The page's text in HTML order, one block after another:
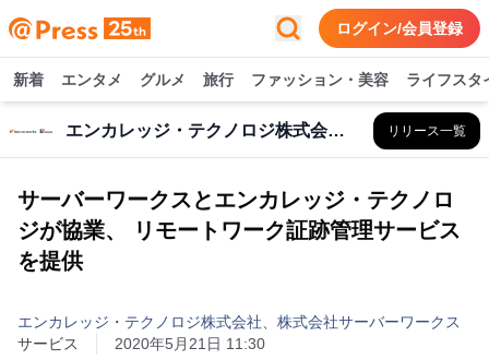
ログイン/会員登録
新着 エンタメ グルメ 旅行 ファッション・美容 ライフスタ
エンカレッジ・テクノロジ株式会社、株式会社サーバーワークス リリース一覧
サーバーワークスとエンカレッジ・テクノロ
ジが協業、 リモートワーク証跡管理サービス
を提供
エンカレッジ・テクノロジ株式会社、株式会社サーバーワークス
サービス
2020年5月21日 11:30